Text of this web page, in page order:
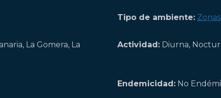
Tipo de ambiente:
La Gomera, La Actividad: Diurna,
Endemicidad: No